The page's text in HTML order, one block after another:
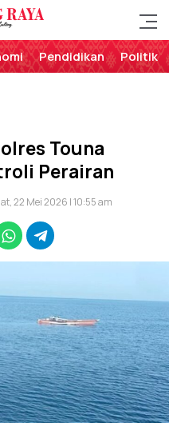
Sulteng
Pendidikan Politik
Touna
Perairan
22 Mei 2026 | 10:55 am